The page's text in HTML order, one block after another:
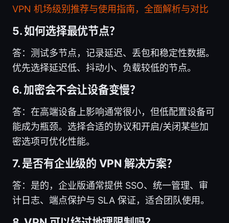
VPN 机场级别推荐与使用指南，全面解析与对比
5. 如何选择最优节点？
答：测试多节点，记录延迟、丢包和稳定性数据。
优先选择延迟低、抖动小、负载较低的节点。
6. 加密会不会让设备变慢？
答：在高端设备上影响通常很小，但低配置设备可
能成为瓶颈。选择合适的协议和开启/关闭某些加
密选项可优化性能。
7. 是否有企业级的 VPN 解决方案？
答：是的，企业版通常提供 SSO、统一管理、审
计日志、端点保护与 SLA 保证，适合团队使用。